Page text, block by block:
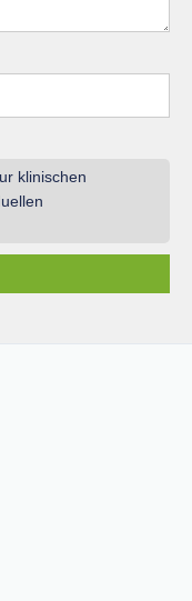
klinischen